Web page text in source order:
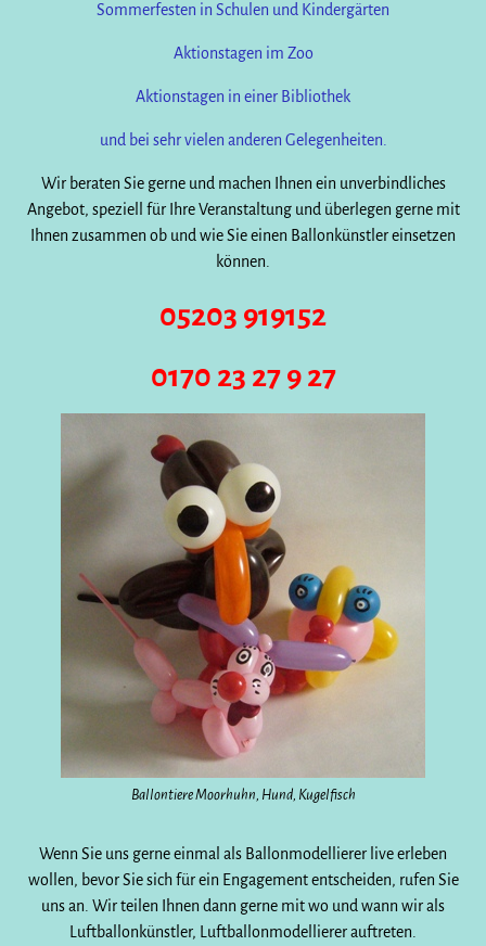
Sommerfesten in Schulen und Kindergärten
Aktionstagen im Zoo
Aktionstagen in einer Bibliothek
und bei sehr vielen anderen Gelegenheiten.
Wir beraten Sie gerne und machen Ihnen ein unverbindliches
Angebot, speziell für Ihre Veranstaltung und überlegen gerne mit
Ihnen zusammen ob und wie Sie einen Ballonkünstler einsetzen
können.
05203 919152
0170 23 27 9 27
Ballontiere Moorhuhn, Hund, Kugelfisch
Wenn Sie uns gerne einmal als Ballonmodellierer live erleben
wollen, bevor Sie sich für ein Engagement entscheiden, rufen Sie
uns an. Wir teilen Ihnen dann gerne mit wo und wann wir als
Luftballonkünstler, Luftballonmodellierer auftreten.